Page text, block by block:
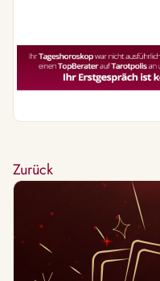
Zurück